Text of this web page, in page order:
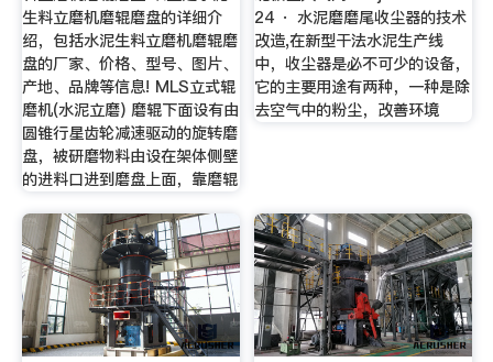
生料立磨机磨辊磨盘的详细介
绍，包括水泥生料立磨机磨辊磨
盘的厂家、价格、型号、图片、
产地、品牌等信息! MLS立式辊
磨机(水泥立磨) 磨辊下面设有由
圆锥行星齿轮减速驱动的旋转磨
盘，被研磨物料由设在架体侧壁
的进料口进到磨盘上面，靠磨辊
24 · 水泥磨磨尾收尘器的技术
改造,在新型干法水泥生产线
中，收尘器是必不可少的设备，
它的主要用途有两种，一种是除
去空气中的粉尘，改善环境